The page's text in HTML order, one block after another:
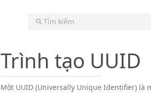
Tìm kiếm
Trình tạo UUID
Một UUID (Universally Unique Identifier) là